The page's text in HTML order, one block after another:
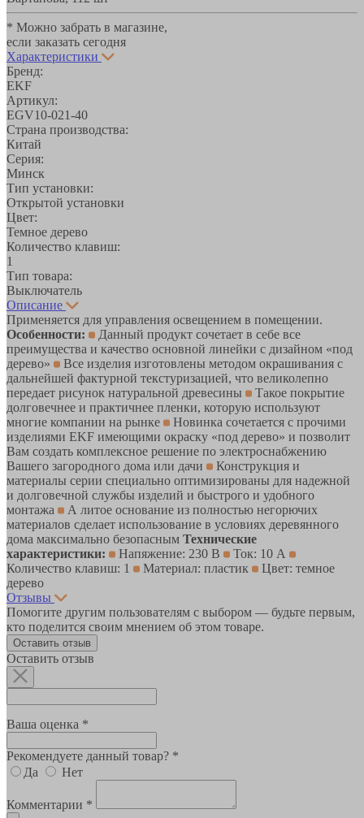
* Можно забрать в магазине,
если заказать сегодня
Характеристики
Бренд:
EKF
Артикул:
EGV10-021-40
Страна производства:
Китай
Серия:
Минск
Тип установки:
Открытой установки
Цвет:
Темное дерево
Количество клавиш:
1
Тип товара:
Выключатель
Описание
Применяется для управления освещением в помещении.
Особенности:
Данный продукт сочетает в себе все
преимущества и качество основной линейки с дизайном «под
дерево»
Все изделия изготовлены методом окрашивания с
дальнейшей фактурной текстуризацией, что великолепно
передает рисунок натуральной древесины
Такое покрытие
долговечнее и практичнее пленки, которую используют
многие компании на рынке
Новинка сочетается с прочими
изделиями EKF имеющими окраску «под дерево» и позволит
Вам создать комплексное решение по электроснабжению
Вашего загородного дома или дачи
Конструкция и
материалы серии специально оптимизированы для надежной
и долговечной службы изделий и быстрого и удобного
монтажа
А литое основание из полностью негорючих
материалов сделает использование в условиях деревянного
дома максимально безопасным Технические
характеристики:
Напяжение: 230 В
Ток: 10 А
Количество клавиш: 1
Материал: пластик
Цвет: темное
дерево
Отзывы
Помогите другим пользователям с выбором — будьте первым,
кто поделится своим мнением об этом товаре.
Оставить отзыв
Оставить отзыв
Ваша оценка *
Рекомендуете данный товар? *
Да
Нет
Комментарии *